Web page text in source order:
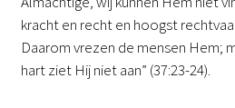
kracht en recht en hoogst
Daarom vrezen de mensen Hem;
hart ziet Hij niet aan” (37:23-24).